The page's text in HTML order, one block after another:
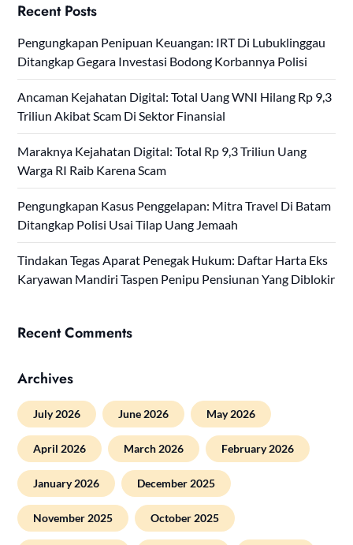
Recent Posts
Pengungkapan Penipuan Keuangan: IRT Di Lubuklinggau
Ditangkap Gegara Investasi Bodong Korbannya Polisi
Ancaman Kejahatan Digital: Total Uang WNI Hilang Rp 9,3
Triliun Akibat Scam Di Sektor Finansial
Maraknya Kejahatan Digital: Total Rp 9,3 Triliun Uang
Warga RI Raib Karena Scam
Pengungkapan Kasus Penggelapan: Mitra Travel Di Batam
Ditangkap Polisi Usai Tilap Uang Jemaah
Tindakan Tegas Aparat Penegak Hukum: Daftar Harta Eks
Karyawan Mandiri Taspen Penipu Pensiunan Yang Diblokir
Recent Comments
Archives
July 2026 June 2026 May 2026
April 2026 March 2026 February 2026
January 2026 December 2025
November 2025 October 2025